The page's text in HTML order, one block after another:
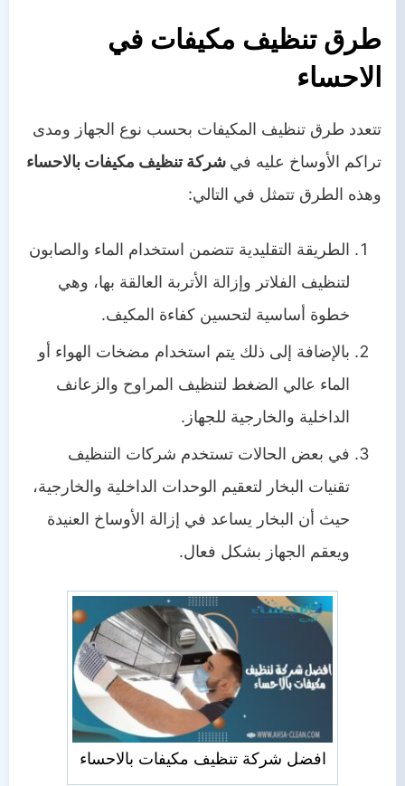
طرق تنظيف مكيفات في
الاحساء
تتعدد طرق تنظيف المكيفات بحسب نوع الجهاز ومدى
تراكم الأوساخ عليه في شركة تنظيف مكيفات بالاحساء
وهذه الطرق تتمثل في التالي:
الطريقة التقليدية تتضمن استخدام الماء والصابون
لتنظيف الفلاتر وإزالة الأتربة العالقة بها، وهي
خطوة أساسية لتحسين كفاءة المكيف.
بالإضافة إلى ذلك يتم استخدام مضخات الهواء أو
الماء عالي الضغط لتنظيف المراوح والزعانف
الداخلية والخارجية للجهاز.
في بعض الحالات تستخدم شركات التنظيف
تقنيات البخار لتعقيم الوحدات الداخلية والخارجية،
حيث أن البخار يساعد في إزالة الأوساخ العنيدة
ويعقم الجهاز بشكل فعال.
افضل شركة تنظيف مكيفات بالاحساء